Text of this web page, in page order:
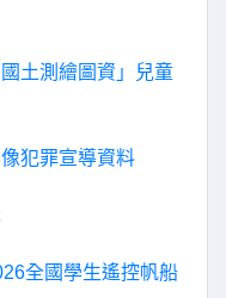
土測繪圖資」兒童
犯罪宣導資料
全國學生遙控帆船